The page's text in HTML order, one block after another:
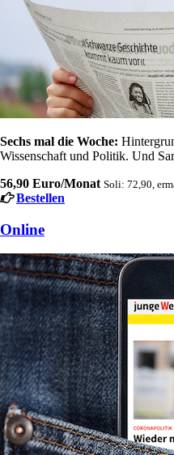
Sechs mal die Woche:
Wissenschaft und Politik. Und
56,90 Euro/Monat Soli: 72,90,
Bestellen
Online